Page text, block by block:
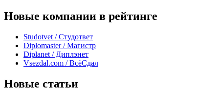
Новые компании в рейтинге
Studotvet / Студответ
Diplomaster / Магистр
Diplanet / Диплэнет
Vsezdal.com / ВсёСдал
Новые статьи